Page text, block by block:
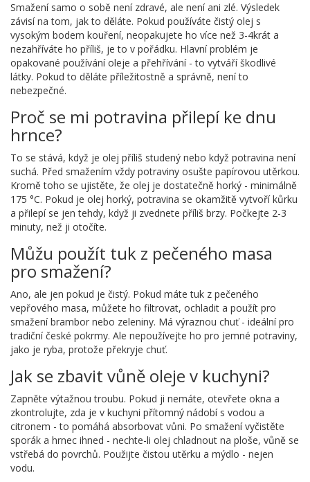
Smažení samo o sobě není zdravé, ale není ani zlé. Výsledek
závisí na tom, jak to děláte. Pokud používáte čistý olej s
vysokým bodem kouření, neopakujete ho více než 3-4krát a
nezahříváte ho příliš, je to v pořádku. Hlavní problém je
opakované používání oleje a přehřívání - to vytváří škodlivé
látky. Pokud to děláte příležitostně a správně, není to
nebezpečné.
Proč se mi potravina přilepí ke dnu
hrnce?
To se stává, když je olej příliš studený nebo když potravina není
suchá. Před smažením vždy potraviny osušte papírovou utěrkou.
Kromě toho se ujistěte, že olej je dostatečně horký - minimálně
175 °C. Pokud je olej horký, potravina se okamžitě vytvoří kůrku
a přilepí se jen tehdy, když ji zvednete příliš brzy. Počkejte 2-3
minuty, než ji otočíte.
Můžu použít tuk z pečeného masa
pro smažení?
Ano, ale jen pokud je čistý. Pokud máte tuk z pečeného
vepřového masa, můžete ho filtrovat, ochladit a použít pro
smažení brambor nebo zeleniny. Má výraznou chuť - ideální pro
tradiční české pokrmy. Ale nepoužívejte ho pro jemné potraviny,
jako je ryba, protože překryje chuť.
Jak se zbavit vůně oleje v kuchyni?
Zapněte výtažnou troubu. Pokud ji nemáte, otevřete okna a
zkontrolujte, zda je v kuchyni přítomný nádobí s vodou a
citronem - to pomáhá absorbovat vůni. Po smažení vyčistěte
sporák a hrnec ihned - nechte-li olej chladnout na ploše, vůně se
vstřebá do povrchů. Použijte čistou utěrku a mýdlo - nejen
vodu.